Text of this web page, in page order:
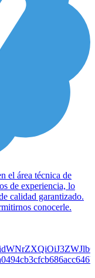
el área técnica de
de experiencia, lo
calidad garantizado.
conocerle.